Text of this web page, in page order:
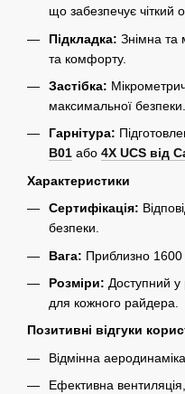
що забезпечує чіткий
Підкладка: Знімна та
та комфорту.
Застібка:
максимальної безпеки.
Гарнітура:
B01 або 4X UCS від
Характеристики
Сертифікація:
безпеки.
Вага: Приблизно 1600
Розміри: Доступний у
для кожного райдера.
Позитивні відгуки
Відмінна
Ефективна